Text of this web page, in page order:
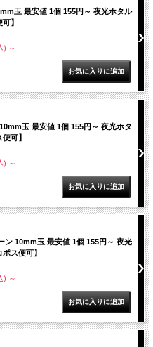
玉 最安値 1個 155円～ 夜光ホタル
】
) ～
玉 最安値 1個 155円～ 夜光ホタ
可】
) ～
ン 10mm玉 最安値 1個 155円～ 夜光
ス便可】
) ～